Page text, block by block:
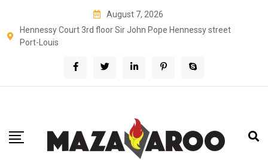
content
August 7, 2026
Hennessy Court 3rd floor Sir John Pope Hennessy street
Port-Louis